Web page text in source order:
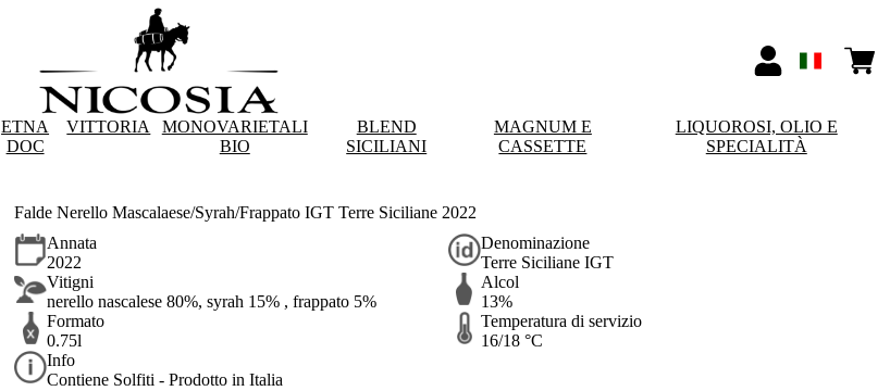
ETNA
DOC
VITTORIA
MONOVARIETALI
BIO
BLEND
SICILIANI
MAGNUM E
CASSETTE
LIQUOROSI, OLIO E
SPECIALITÀ
Falde Nerello Mascalaese/Syrah/Frappato IGT Terre Siciliane 2022
Annata
2022
Denominazione
Terre Siciliane IGT
Vitigni
nerello nascalese 80%, syrah 15% , frappato 5%
Alcol
13%
Formato
0.75l
Temperatura di servizio
16/18 °C
Info
Contiene Solfiti - Prodotto in Italia